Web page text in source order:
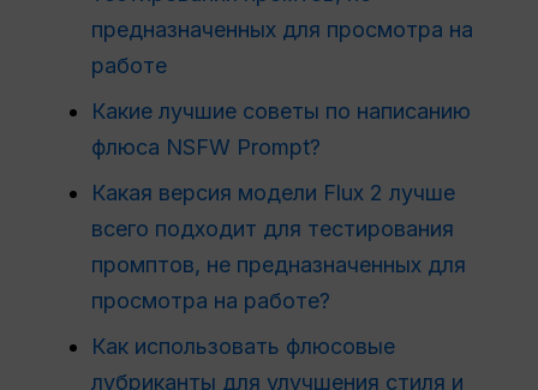
предназначенных для просмотра на
работе
Какие лучшие советы по написанию
флюса NSFW Prompt?
Какая версия модели Flux 2 лучше
всего подходит для тестирования
промптов, не предназначенных для
просмотра на работе?
Как использовать флюсовые
лубриканты для улучшения стиля и